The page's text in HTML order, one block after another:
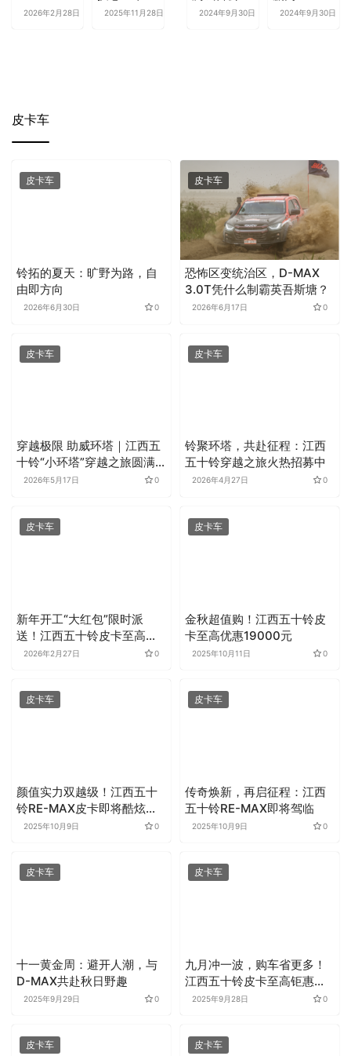
充电行业八
2026年2月28日
江西五十铃
2025年11月28日
仅25度电，
2024年9月30日
电，江铃E
2024年9月30日
皮卡车
皮卡车
铃拓的夏天：旷野为路，自
由即方向
2026年6月30日 0
皮卡车
恐怖区变统治区，D-MAX
3.0T凭什么制霸英吾斯塘？
2026年6月17日 0
皮卡车
穿越极限 助威环塔｜江西五
十铃“小环塔”穿越之旅圆满
收官
2026年5月17日 0
皮卡车
铃聚环塔，共赴征程：江西
五十铃穿越之旅火热招募中
2026年4月27日 0
皮卡车
新年开工“大红包”限时派
送！江西五十铃皮卡至高钜
惠18800元
2026年2月27日 0
皮卡车
金秋超值购！江西五十铃皮
卡至高优惠19000元
2025年10月11日 0
皮卡车
颜值实力双越级！江西五十
铃RE-MAX皮卡即将酷炫上
市2025年10月9日 0
皮卡车
传奇焕新，再启征程：江西
五十铃RE-MAX即将驾临
2025年10月9日 0
皮卡车
十一黄金周：避开人潮，与
D-MAX共赴秋日野趣
2025年9月29日 0
皮卡车
九月冲一波，购车省更多！
江西五十铃皮卡至高钜惠
19000元
2025年9月28日 0
皮卡车 皮卡车